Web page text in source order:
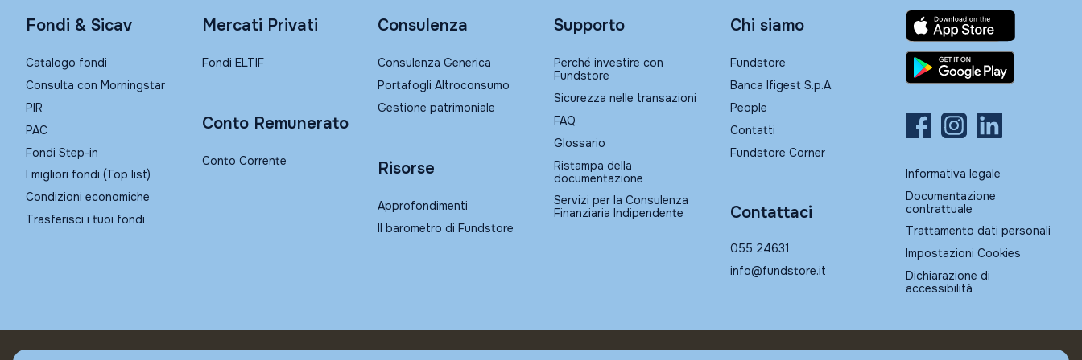
Fondi & Sicav
Catalogo fondi
Consulta con Morningstar
PIR
PAC
Fondi Step-in
I migliori fondi (Top list)
Condizioni economiche
Trasferisci i tuoi fondi
Mercati Privati
Fondi ELTIF
Conto Remunerato
Conto Corrente
Consulenza
Consulenza Generica
Portafogli Altroconsumo
Gestione patrimoniale
Risorse
Approfondimenti
Il barometro di Fundstore
Supporto
Perché investire con
Fundstore
Sicurezza nelle transazioni
FAQ
Glossario
Ristampa della
documentazione
Servizi per la Consulenza
Finanziaria Indipendente
Chi siamo
Fundstore
Banca Ifigest S.p.A.
People
Contatti
Fundstore Corner
Contattaci
055 24631
info@fundstore.it
Informativa legale
Documentazione
contrattuale
Trattamento dati personali
Impostazioni Cookies
Dichiarazione di
accessibilità